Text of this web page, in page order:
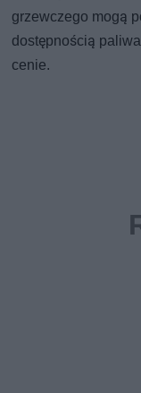
grzewczego mogą
dostępnością
cenie.